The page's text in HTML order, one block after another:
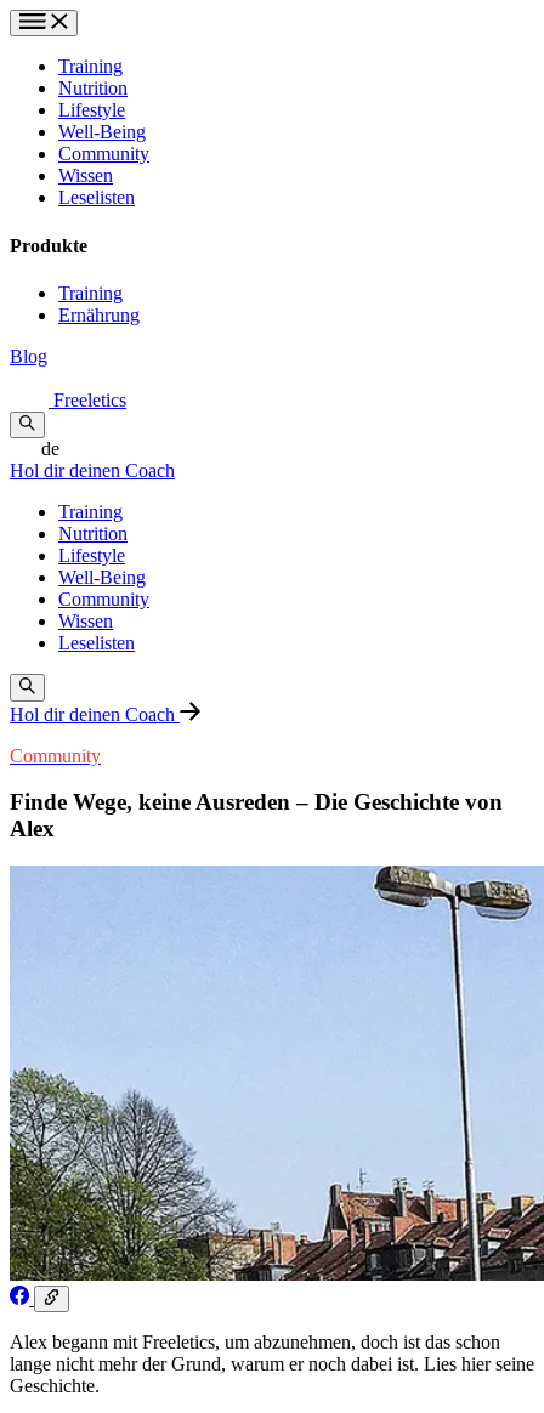
Training
Nutrition
Lifestyle
Well-Being
Community
Wissen
Leselisten
Produkte
Training
Ernährung
Blog
Freeletics
de
Hol dir deinen Coach
Training
Nutrition
Lifestyle
Well-Being
Community
Wissen
Leselisten
Hol dir deinen Coach
Community
Finde Wege, keine Ausreden – Die Geschichte von
Alex
Alex begann mit Freeletics, um abzunehmen, doch ist das schon
lange nicht mehr der Grund, warum er noch dabei ist. Lies hier seine
Geschichte.